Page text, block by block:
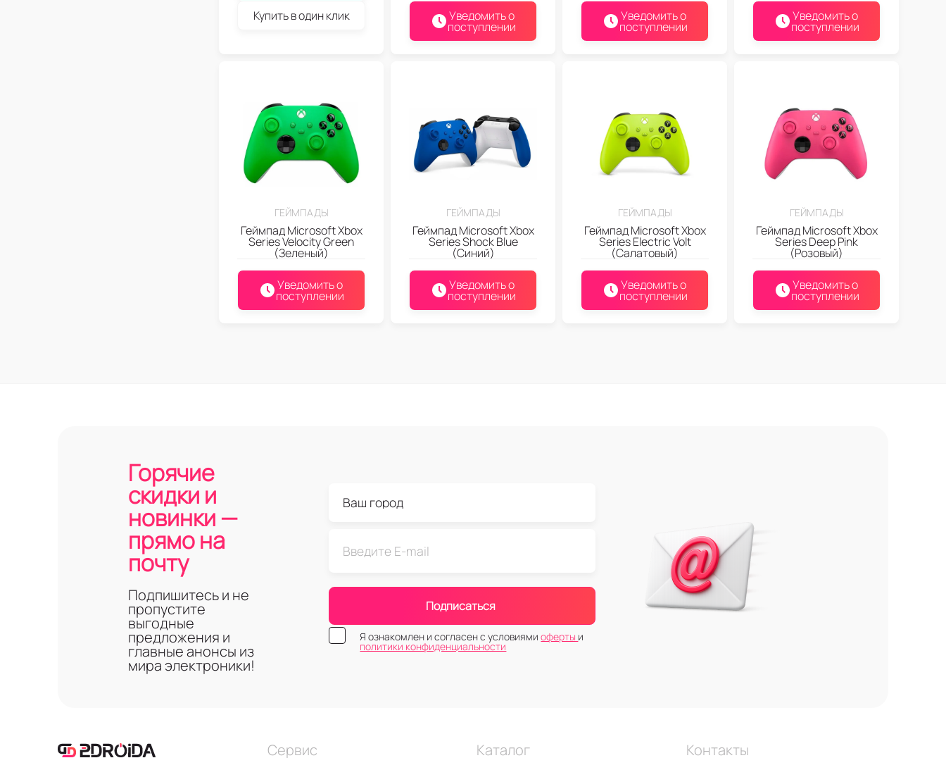
Купить в один клик Уведомить о
поступлении
Уведомить о
поступлении
Уведомить о
поступлении
ГЕЙМПАДЫ
Геймпад Microsoft Xbox
Series Velocity Green
(Зеленый)
Уведомить о
поступлении
ГЕЙМПАДЫ
Геймпад Microsoft Xbox
Series Shock Blue
(Синий)
Уведомить о
поступлении
ГЕЙМПАДЫ
Геймпад Microsoft Xbox
Series Electric Volt
(Салатовый)
Уведомить о
поступлении
ГЕЙМПАДЫ
Геймпад Microsoft Xbox
Series Deep Pink
(Розовый)
Уведомить о
поступлении
Горячие
скидки и
новинки —
прямо на
почту
Подпишитесь и не
пропустите
выгодные
предложения и
главные анонсы из
мира электроники!
Подписаться
Я ознакомлен и согласен с условиямиоферты и
политики конфиденциальности
Сервис Каталог Контакты